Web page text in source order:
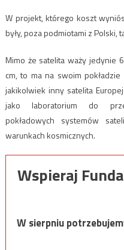
W projekt, którego koszt
były, poza podmiotami z Polski,
Mimo że satelita waży jedynie
cm, to ma na swoim
jakikolwiek inny satelita
jako laboratorium do
pokładowych systemów
warunkach kosmicznych.
Wspieraj
W sierpniu